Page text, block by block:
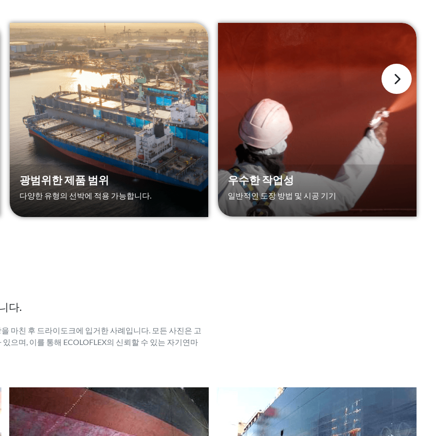
광범위한 제품 범위
다양한 유형의 선박에 적용 가능합니다.
우수한 작업성
일반적인 도장 방법 및 시공 기기
다.
마친 후 드라이도크에 입거한 사례입니다. 모든 사진은 고
으며, 이를 통해 ECOLOFLEX의 신뢰할 수 있는 자기연마